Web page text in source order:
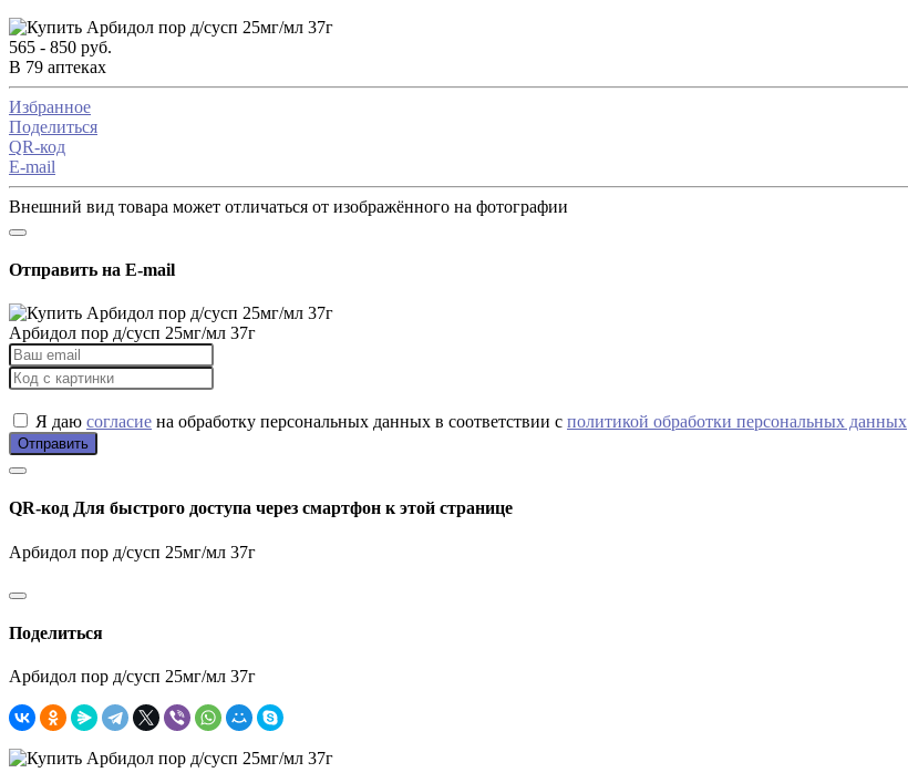
565 - 850 руб.
В 79 аптеках
Избранное
Поделиться
QR-код
E-mail
Внешний вид товара может отличаться от изображённого на фотографии
Отправить на E-mail
Арбидол пор д/сусп 25мг/мл 37г
Я даю согласие на обработку персональных данных в соответствии с политикой обработки персональных данных
Отправить
QR-код Для быстрого доступа через смартфон к этой странице
Арбидол пор д/сусп 25мг/мл 37г
Поделиться
Арбидол пор д/сусп 25мг/мл 37г